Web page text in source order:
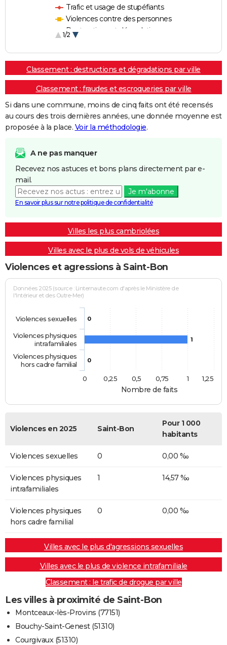
Trafic et usage de stupéfiants
Violences contre des personnes
Destructions et dégradations
1/2
Classement : destructions et dégradations par ville
Classement : fraudes et escroqueries par ville
Si dans une commune, moins de cinq faits ont été recensés
au cours des trois dernières années, une donnée moyenne est
proposée à la place. Voir la méthodologie.
A ne pas manquer
Recevez nos astuces et bons plans directement par e-
mail.
Je m'abonne
En savoir plus sur notre politique de confidentialité
Villes les plus cambriolées
Villes avec le plus de vols de véhicules
Violences et agressions à Saint-Bon
Nombre de faits
Données 2025 (source : Linternaute.com d'après le Ministère de
l'Intérieur et des Outre-Mer)
0
1
0
Violences sexuelles
Violences physiques
intrafamiliales
Violences physiques
hors cadre familial
0
1
0,25 0,5 0,75 1,25
Violences en 2025 Saint-Bon
Pour 1 000
habitants
Violences sexuelles 0 0,00 ‰
Violences physiques
intrafamiliales
1 14,57 ‰
Violences physiques
hors cadre familial
0 0,00 ‰
Villes avec le plus d'agressions sexuelles
Villes avec le plus de violence intrafamiliale
Classement : le trafic de drogue par ville
Les villes à proximité de Saint-Bon
Montceaux-lès-Provins (77151)
Bouchy-Saint-Genest (51310)
Courgivaux (51310)